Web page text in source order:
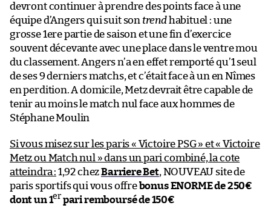
devront continuer à prendre des points face à une
équipe d’Angers qui suit son trendhabituel : une
grosse 1ere partie de saison et une fin d’exercice
souvent décevante avec une place dans le ventre mou
du classement. Angers n’a en effet remporté qu’1 seul
de ses 9 derniers matchs, et c’était face à un en Nîmes
en perdition. A domicile, Metz devrait être capable de
tenir au moins le match nul face aux hommes de
Stéphane Moulin
Si vous misez sur les paris « Victoire PSG » et « Victoire
Metz ou Match nul » dans un pari combiné, la cote
atteindra : 1,92 chezBarriere Bet, NOUVEAU site de
paris sportifs qui vous offrebonus ENORME de 250€
dont un 1er pari remboursé de 150€